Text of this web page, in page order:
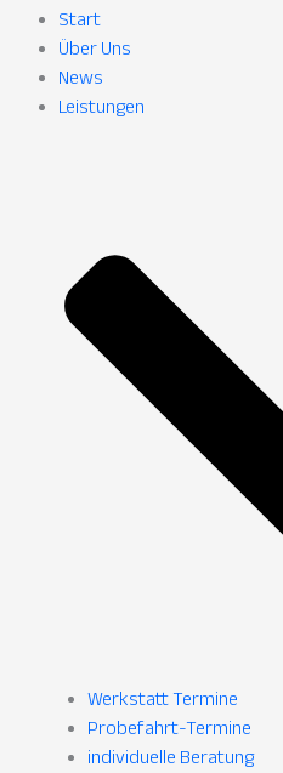
Start
Über Uns
News
Leistungen
Werkstatt Termine
Probefahrt-Termine
individuelle Beratung